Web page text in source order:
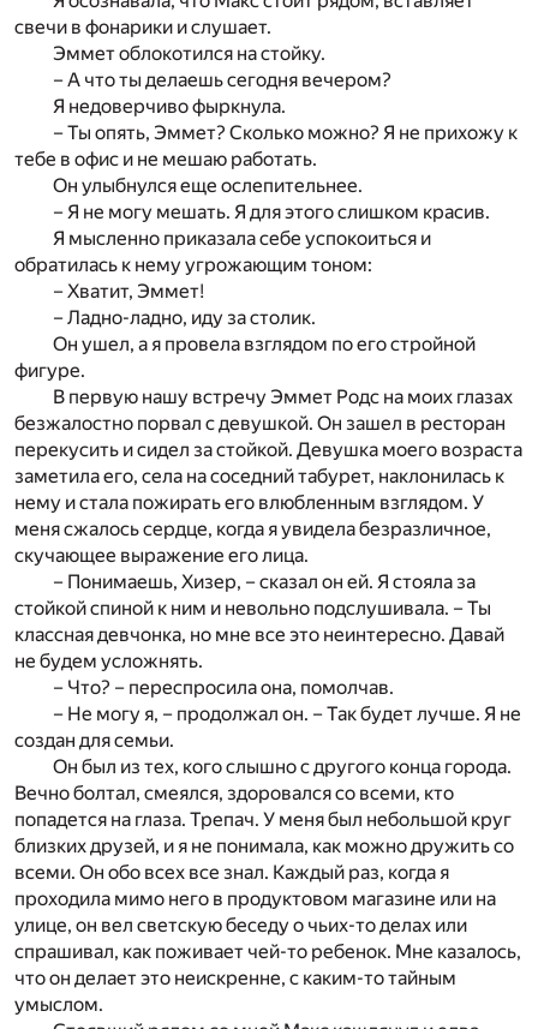
свечи в фонарики и слушает.
Эммет облокотился на стойку.
– А что ты делаешь сегодня вечером?
Я недоверчиво фыркнула.
– Ты опять, Эммет? Сколько можно? Я не прихожу к
тебе в офис и не мешаю работать.
Он улыбнулся еще ослепительнее.
– Я не могу мешать. Я для этого слишком красив.
Я мысленно приказала себе успокоиться и
обратилась к нему угрожающим тоном:
– Хватит, Эммет!
– Ладно-ладно, иду за столик.
Он ушел, а я провела взглядом по его стройной
фигуре.
В первую нашу встречу Эммет Родс на моих глазах
безжалостно порвал с девушкой. Он зашел в ресторан
перекусить и сидел за стойкой. Девушка моего возраста
заметила его, села на соседний табурет, наклонилась к
нему и стала пожирать его влюбленным взглядом. У
меня сжалось сердце, когда я увидела безразличное,
скучающее выражение его лица.
– Понимаешь, Хизер, – сказал он ей. Я стояла за
стойкой спиной к ним и невольно подслушивала. – Ты
классная девчонка, но мне все это неинтересно. Давай
не будем усложнять.
– Что? – переспросила она, помолчав.
– Не могу я, – продолжал он. – Так будет лучше. Я не
создан для семьи.
Он был из тех, кого слышно с другого конца города.
Вечно болтал, смеялся, здоровался со всеми, кто
попадется на глаза. Трепач. У меня был небольшой круг
близких друзей, и я не понимала, как можно дружить со
всеми. Он обо всех все знал. Каждый раз, когда я
проходила мимо него в продуктовом магазине или на
улице, он вел светскую беседу о чьих-то делах или
спрашивал, как поживает чей-то ребенок. Мне казалось,
что он делает это неискренне, с каким-то тайным
умыслом.